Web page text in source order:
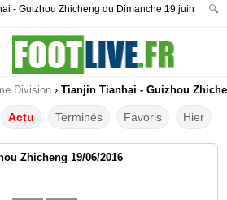
- Guizhou Zhicheng du Dimanche 19 juin
🔍
Division › Tianjin Tianhai - Guizhou
Actu Terminés Favoris Hier
Zhicheng 19/06/2016